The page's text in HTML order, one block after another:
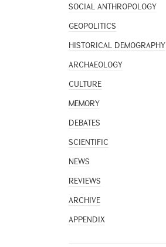
SOCIAL ANTHROPOLOGY
GEOPOLITICS
HISTORICAL DEMOGRAPHY
ARCHAEOLOGY
CULTURE
MEMORY
DEBATES
SCIENTIFIC
NEWS
REVIEWS
ARCHIVE
APPENDIX